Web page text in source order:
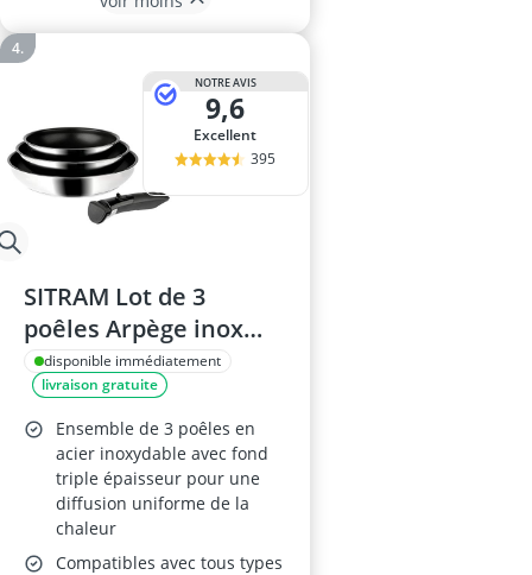
NOTRE AVIS
9,6
Excellent
395
SITRAM Lot de 3
poêles Arpège inox
Ø20+24+28cm
disponible immédiatement
livraison gratuite
Ensemble de 3 poêles en
acier inoxydable avec fond
triple épaisseur pour une
diffusion uniforme de la
chaleur
Compatibles avec tous types